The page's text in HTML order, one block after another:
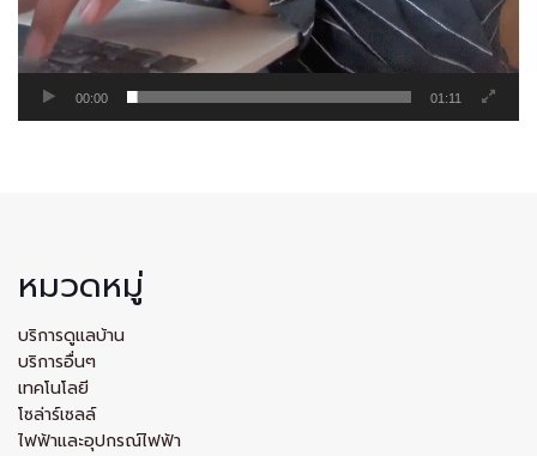
00:00 01:11
หมวดหมู่
บริการดูแลบ้าน
บริการอื่นๆ
เทคโนโลยี
โซล่าร์เซลล์
ไฟฟ้าและอุปกรณ์ไฟฟ้า